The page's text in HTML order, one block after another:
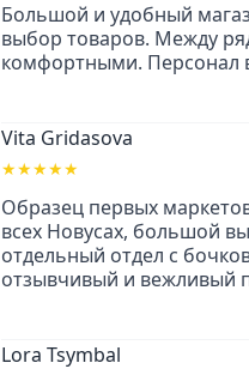
Большой и удобный
выбор товаров. Между
комфортными. Персонал
Vita Gridasova
★★★★★
Образец первых
всех Новусах, большой
отдельный отдел с
отзывчивый и вежливый
Lora Tsymbal